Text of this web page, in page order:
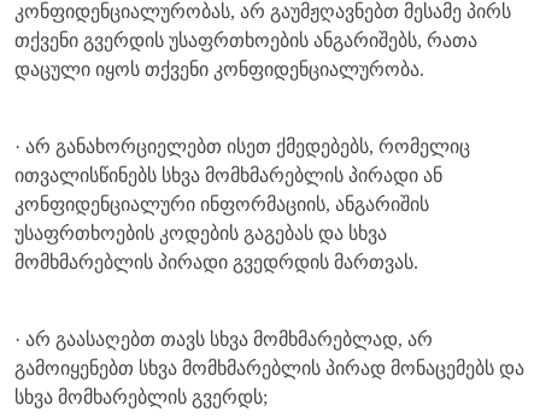
კონფიდენციალურობას, არ გაუმჟღავნებთ მესამე პირს
თქვენი გვერდის უსაფრთხოების ანგარიშებს, რათა
დაცული იყოს თქვენი კონფიდენციალურობა.
· არ განახორციელებთ ისეთ ქმედებებს, რომელიც
ითვალისწინებს სხვა მომხმარებლის პირადი ან
კონფიდენციალური ინფორმაციის, ანგარიშის
უსაფრთხოების კოდების გაგებას და სხვა
მომხმარებლის პირადი გვედრდის მართვას.
· არ გაასაღებთ თავს სხვა მომხმარებლად, არ
გამოიყენებთ სხვა მომხმარებლის პირად მონაცემებს და
სხვა მომხარებლის გვერდს;